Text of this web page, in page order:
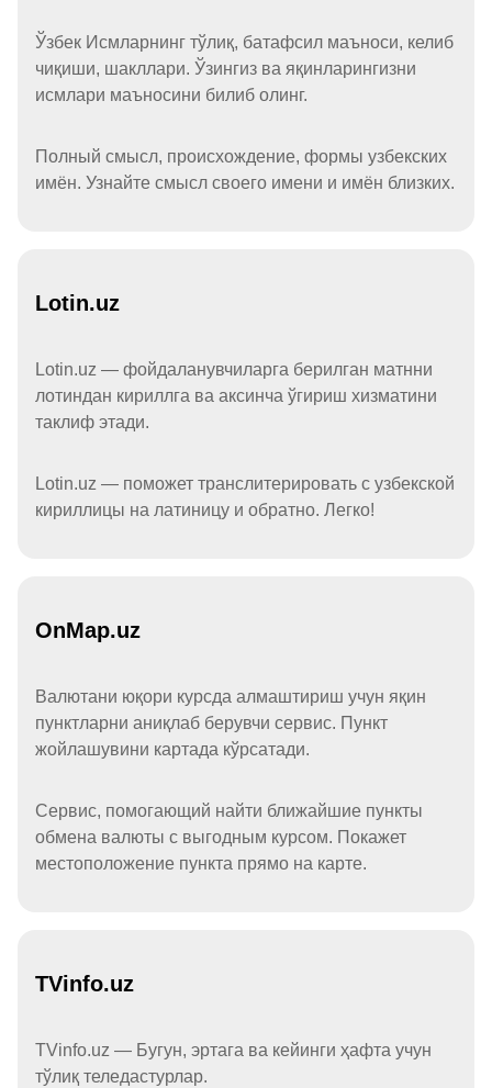
Ўзбек Исмларнинг тўлиқ, батафсил маъноси, келиб
чиқиши, шакллари. Ўзингиз ва яқинларингизни
исмлари маъносини билиб олинг.
Полный смысл, происхождение, формы узбекских
имён. Узнайте смысл своего имени и имён близких.
Lotin.uz
Lotin.uz — фойдаланувчиларга берилган матнни
лотиндан кириллга ва аксинча ўгириш хизматини
таклиф этади.
Lotin.uz — поможет транслитерировать с узбекской
кириллицы на латиницу и обратно. Легко!
OnMap.uz
Валютани юқори курсда алмаштириш учун яқин
пунктларни аниқлаб берувчи сервис. Пункт
жойлашувини картада кўрсатади.
Сервис, помогающий найти ближайшие пункты
обмена валюты с выгодным курсом. Покажет
местоположение пункта прямо на карте.
TVinfo.uz
TVinfo.uz — Бугун, эртага ва кейинги ҳафта учун
тўлиқ теледастурлар.